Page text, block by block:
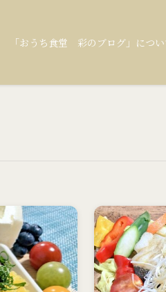
「おうち食堂 彩のブログ」につ